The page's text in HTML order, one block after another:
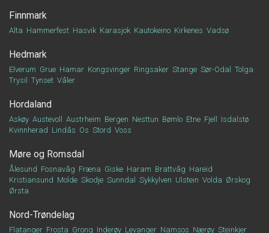
Finnmark
Alta Hammerfest Hasvik Karasjok Kautokeino Kirkenes Vadsø
Hedmark
Elverum Grue Hamar Kongsvinger Ringsaker Stange Sør-Odal
Tolga
Trysil
Tynset Våler
Hordaland
Askøy Austevoll Austrheim Bergen Nesttun Bømlo Etne Fjell
Isdalstø
Kvinnherad Lindås Os Stord Voss
Møre og Romsdal
Ålesund Fosnavåg Fræna Giske Haram Brattvåg Hareid
Kristiansund Molde Skodje Sunndal Sykkylven Ulstein Volda Ørskog
Ørsta
Nord-Trøndelag
Flatanger Frosta Grong Inderøy Levanger Namsos Nærøy Steinkjer